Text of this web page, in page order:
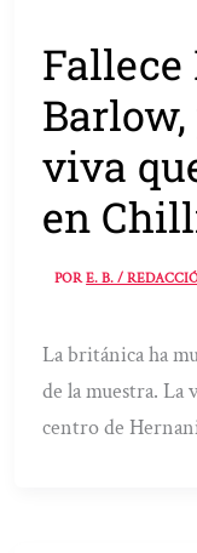
viva
en
PORE. B. /
La británica ha
de la muestra. La
centro de